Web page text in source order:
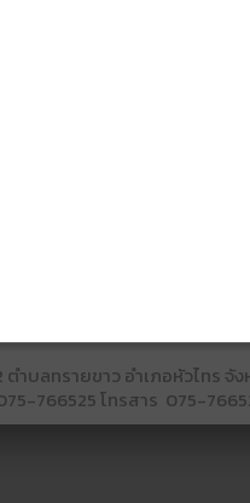
ำบลทรายขาว อำเภอหัวไทร จั
766525​ โทรสาร​ 075-